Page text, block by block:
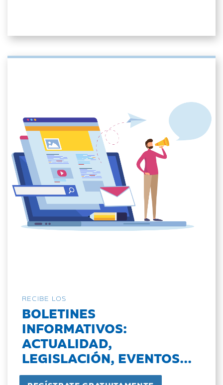
RECIBE LOS
BOLETINES
INFORMATIVOS:
ACTUALIDAD,
LEGISLACIÓN, EVENTOS...